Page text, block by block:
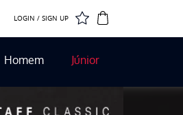
LOGIN / SIGN UP
Homem Júnior